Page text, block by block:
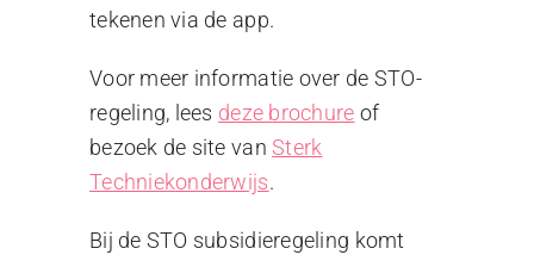
tekenen via de app.
Voor meer informatie over de STO-
regeling, lees deze brochure of
bezoek de site vanSterk
Techniekonderwijs.
Bij de STO subsidieregeling komt